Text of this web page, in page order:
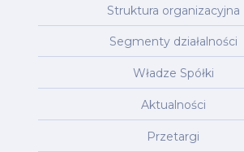
Struktura organizacyjna
Segmenty działalności
Władze Spółki
Aktualności
Przetargi